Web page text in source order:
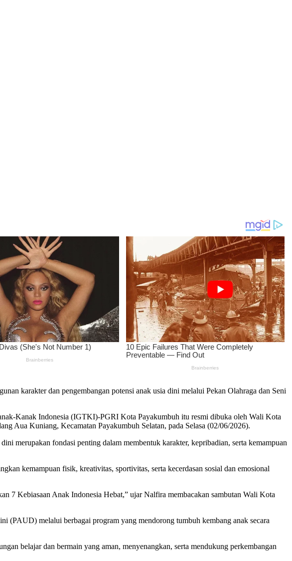
karakter dan pengembangan potensi anak usia dini melalui Pekan Olahraga dan Seni
Kanak Indonesia (IGTKI)-PGRI Kota Payakumbuh itu resmi dibuka oleh Wali Kota
Aua Kuniang, Kecamatan Payakumbuh Selatan, pada Selasa (02/06/2026).
merupakan fondasi penting dalam membentuk karakter, kepribadian, serta kemampuan
kemampuan fisik, kreativitas, sportivitas, serta kecerdasan sosial dan emosional
7 Kebiasaan Anak Indonesia Hebat,” ujar Nalfira membacakan sambutan Wali Kota
(PAUD) melalui berbagai program yang mendorong tumbuh kembang anak secara
belajar dan bermain yang aman, menyenangkan, serta mendukung perkembangan